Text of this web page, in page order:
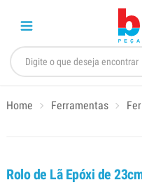
Home Ferramentas
Rolo de Lã Epóxi de